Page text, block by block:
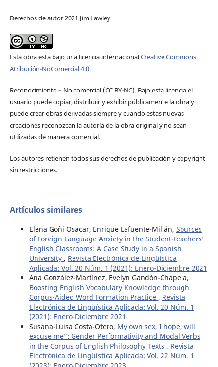
Derechos de autor 2021 Jim Lawley
Esta obra está bajo una licencia internacionalCreative Commons
Atribución-NoComercial 4.0.
Reconocimiento – No comercial (CC BY-­NC). Bajo esta licencia el
usuario puede copiar, distribuir y exhibir públicamente la obra y
puede crear obras derivadas siempre y cuando estas nuevas
creaciones reconozcan la autoría de la obra original y no sean
utilizadas de manera comercial.
Los autores retienen todos sus derechos de publicación y copyright
sin restricciones.
Artículos similares
Elena Goñi Osacar, Enrique Lafuente-Millán, Sources
of Foreign Language Anxiety in the Student-teachers’
English Classrooms: A Case Study in a Spanish
University , Revista Electrónica de Lingüística
Aplicada: Vol. 20 Núm. 1 (2021): Enero-Diciembre 2021
Ana González-Martínez, Evelyn Gandón-Chapela,
Boosting English Vocabulary Knowledge through
Corpus-Aided Word Formation Practice , Revista
Electrónica de Lingüística Aplicada: Vol. 20 Núm. 1
(2021): Enero-Diciembre 2021
Susana-Luisa Costa-Otero, My own sex, I hope, will
excuse me”: Gender Performativity and Modal Verbs
in the Corpus of English Philosophy Texts , Revista
Electrónica de Lingüística Aplicada: Vol. 22 Núm. 1